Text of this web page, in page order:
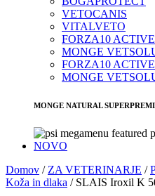
VETOCANIS
VITALVETO
FORZA10 ACTIVE
MONGE
FORZA10 ACTIVE
MONGE
MONGE NATURAL
NOVO
Domov / ZA VETERINARJE /
Koža in dlaka / SLAIS Iroxil K